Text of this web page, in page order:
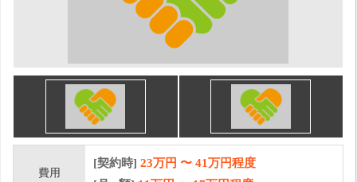
費用
[契約時] 23万円 〜 41万円程度